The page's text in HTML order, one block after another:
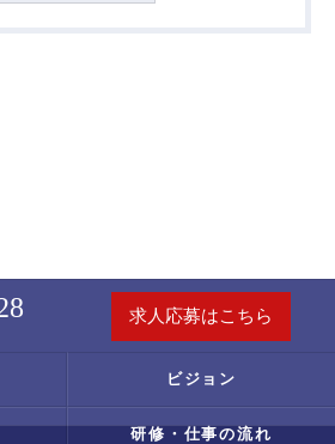
求人応募はこちら
ビジョン
研修・仕事の流れ